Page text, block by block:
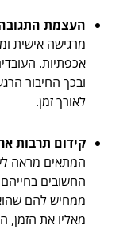
העצמת
מרגישה אישית
אכפתיות.
ובכך החיבור
לאורך זמן.
קידום תרבות
המתאים מראה
החשובים בחייהם
ממחיש להם
מאליו את הזמן,